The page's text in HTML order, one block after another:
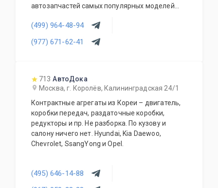
автозапчастей самых популярных моделей
всегда присутствует большой выбор
автозапчастей, который постоянно
обновляется и пополняется.
(499) 964-48-94
(977) 671-62-41
713 АвтоДока
Москва, г. Королёв, Калининградская 24/1
Контрактные агрегаты из Кореи – двигатель,
коробки передач, раздаточные коробки,
редукторы и пр. Не разборка. По кузову и
салону ничего нет. Hyundai, Kia Daewoo,
Chevrolet, SsangYong и Opel.
(495) 646-14-88